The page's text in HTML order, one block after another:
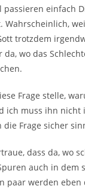
einfach
trotzdem
wo das
Frage stelle,
muss ihn nicht
Frage sicher
dass da, wo
auch in dem
paar werden eben